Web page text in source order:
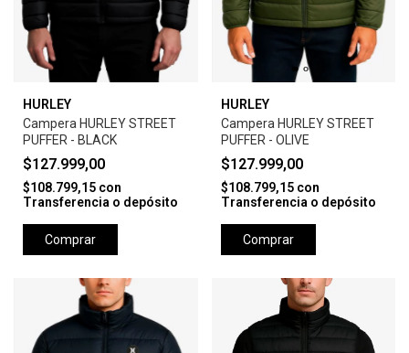
HURLEY
Campera HURLEY STREET
PUFFER - BLACK
$127.999,00
$108.799,15 con
Transferencia o depósito
Comprar
HURLEY
Campera HURLEY STREET
PUFFER - OLIVE
$127.999,00
$108.799,15 con
Transferencia o depósito
Comprar